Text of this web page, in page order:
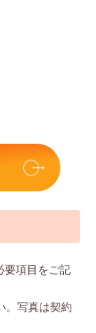
要項⽬をご記
。写真は契約